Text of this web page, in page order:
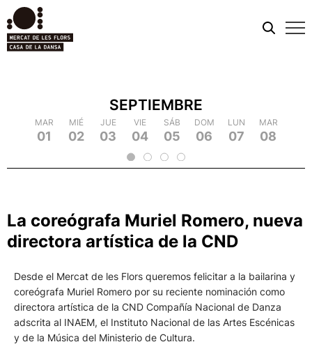
MIÉ
19
JUE
20
VIE
21
SÁB
22
DOM
23
LUN
24
MAR
25
MIÉ
26
JUE
10
VIE
11
SÁB
12
DOM
13
LUN
14
MAR
15
MIÉ
16
JUE
17
SEPTIEMBRE
MAR
01
MIÉ
02
JUE
03
VIE
04
SÁB
05
DOM
06
LUN
07
MAR
08
La coreógrafa Muriel Romero, nueva
directora artística de la CND
Desde el Mercat de les Flors queremos felicitar a la bailarina y
coreógrafa Muriel Romero por su reciente nominación como
directora artística de la CND Compañía Nacional de Danza
adscrita al INAEM, el Instituto Nacional de las Artes Escénicas
y de la Música del Ministerio de Cultura.